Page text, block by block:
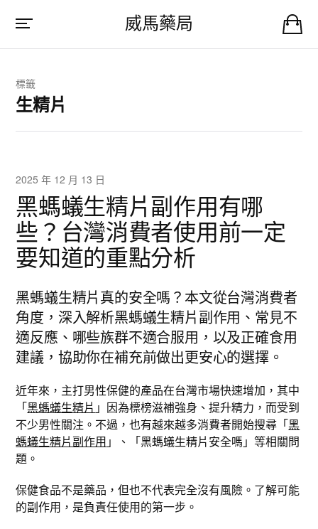
威馬藥局
標籤
生精片
2025 年 12 月 13 日
黑螞蟻生精片副作用有哪
些？台灣消費者使用前一定
要知道的重點分析
黑螞蟻生精片真的安全嗎？本文從台灣消費者
角度，深入解析黑螞蟻生精片副作用、常見不
適反應、哪些族群不適合服用，以及正確食用
建議，協助你在補充前做出更安心的選擇。
近年來，主打男性保健的產品在台灣市場快速增加，其中
「黑螞蟻生精片 」因為標榜滋補強身、提升精力，而受到
不少男性關注。不過，也有越來越多消費者開始搜尋「黑
螞蟻生精片副作用 」、「黑螞蟻生精片安全嗎」等相關問
題。
保健食品不是藥品，但也不代表完全沒有風險。了解可能
的副作用，是負責任使用的第一步。